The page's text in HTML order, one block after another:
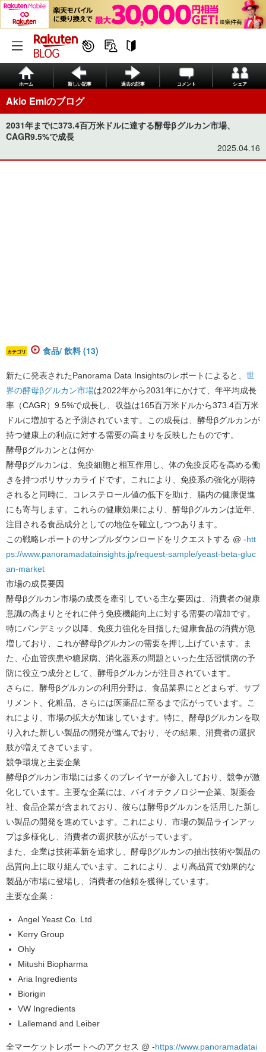
ホーム 新しい記事 過去の記事 コメント シェア
Akio Emiのブログ
2031年までに373.4百万米ドルに達する酵母βグルカン市場、
CAGR9.5%で成長
2025.04.16
カテゴリ 食品/ 飲料 (13)
新たに発表されたPanorama Data Insightsのレポートによると、 世
界の酵母βグルカン市場は2022年から2031年にかけて、年平均成長
率（CAGR）9.5%で成長し、収益は165百万米ドルから373.4百万米
ドルに増加すると予測されています。
この成長は、酵母βグルカンが
持つ健康上の利点に対する需要の高まりを反映したものです。
酵母βグルカンとは何か
酵母βグルカンは、免疫細胞と相互作用し、体の免疫反応を高める働
きを持つポリサッカライドです。これにより、免疫系の強化が期待
されると同時に、コレステロール値の低下を助け、腸内の健康促進
にも寄与します。これらの健康効果により、酵母βグルカンは近年、
注目される食品成分としての地位を確立しつつあります。
この戦略レポートのサンプルダウンロードをリクエストする @ -htt
ps://www.panoramadatainsights.jp/request-sample/yeast-beta-gluc
an-market
市場の成長要因
酵母βグルカン市場の成長を牽引している主な要因は、消費者の健康
意識の高まりとそれに伴う免疫機能向上に対する需要の増加です。
特にパンデミック以降、免疫力強化を目指した健康食品の消費が急
増しており、これが酵母βグルカンの需要を押し上げています。ま
た、心血管疾患や糖尿病、消化器系の問題といった生活習慣病の予
防に役立つ成分として、酵母βグルカンが注目されています。
さらに、酵母βグルカンの利用分野は、食品業界にとどまらず、サプ
リメント、化粧品、さらには医薬品に至るまで広がっています。こ
れにより、市場の拡大が加速しています。特に、酵母βグルカンを取
り入れた新しい製品の開発が進んでおり、その結果、消費者の選択
肢が増えてきています。
競争環境と主要企業
酵母βグルカン市場には多くのプレイヤーが参入しており、競争が激
化しています。主要な企業には、バイオテクノロジー企業、製薬会
社、食品企業が含まれており、彼らは酵母βグルカンを活用した新し
い製品の開発を進めています。これにより、市場の製品ラインアッ
プは多様化し、消費者の選択肢が広がっています。
また、企業は技術革新を追求し、酵母βグルカンの抽出技術や製品の
品質向上に取り組んでいます。これにより、より高品質で効果的な
製品が市場に登場し、消費者の信頼を獲得しています。
主要な企業：
Angel Yeast Co. Ltd
Kerry Group
Ohly
Mitushi Biopharma
Aria Ingredients
Biorigin
VW Ingredients
Lallemand and Leiber
全マーケットレポートへのアクセス @ -https://www.panoramadatai